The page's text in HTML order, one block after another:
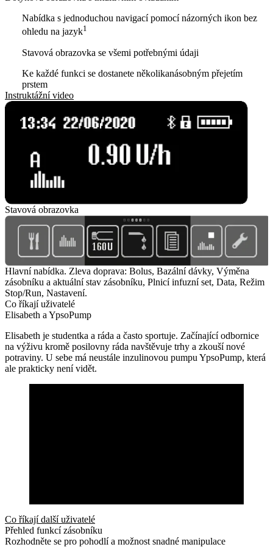
Nabídka s jednoduchou navigací pomocí názorných ikon bez
ohledu na jazyk1
Stavová obrazovka se všemi potřebnými údaji
Ke každé funkci se dostanete několikanásobným přejetím
prstem
Instruktážní video
Stavová obrazovka
Hlavní nabídka. Zleva doprava: Bolus, Bazální dávky, Výměna
zásobníku a aktuální stav zásobníku, Plnicí infuzní set, Data, Režim
Stop/Run, Nastavení.
Co říkají uživatelé
Elisabeth a YpsoPump
Elisabeth je studentka a ráda a často sportuje. Začínající odbornice
na výživu kromě posilovny ráda navštěvuje trhy a zkouší nové
potraviny. U sebe má neustále inzulinovou pumpu YpsoPump, která
ale prakticky není vidět.
Co říkají další uživatelé
Přehled funkcí zásobníku
Rozhodněte se pro pohodlí a možnost snadné manipulace